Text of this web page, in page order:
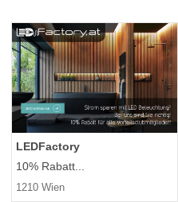
LEDFactory
10% Rabatt...
1210 Wien